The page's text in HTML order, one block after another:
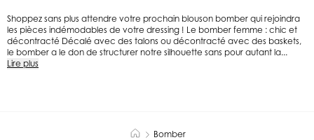
Shoppez sans plus attendre votre prochain blouson bomber qui rejoindra
les pièces indémodables de votre dressing ! Le bomber femme : chic et
décontracté Décalé avec des talons ou décontracté avec des baskets,
le bomber a le don de structurer notre silhouette sans pour autant la...
Lire plus
Bomber